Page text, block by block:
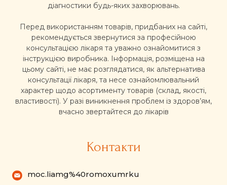
діагностики будь-яких захворювань.
Перед використанням товарів, придбаних на сайті,
рекомендується звернутися за професійною
консультацією лікаря та уважно ознайомитися з
інструкцією виробника. Інформація, розміщена на
цьому сайті, не має розглядатися, як альтернатива
консультації лікаря, та несе ознайомлювальний
характер щодо асортименту товарів (склад, якості,
властивості). У разі виникнення проблем із здоров’ям,
вчасно звертайтеся до лікарів
Контакти
moc.liamg%40romoxumrku